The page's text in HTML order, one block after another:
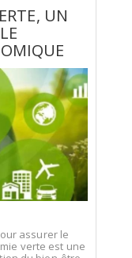
UN
assurer le
verte est une